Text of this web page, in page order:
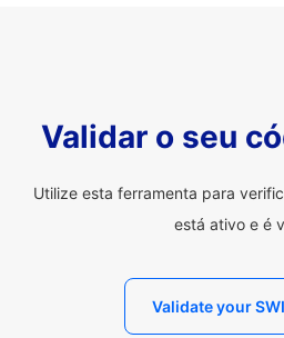
Validar o seu
Utilize esta ferramenta para
está ativo e é
Validate your